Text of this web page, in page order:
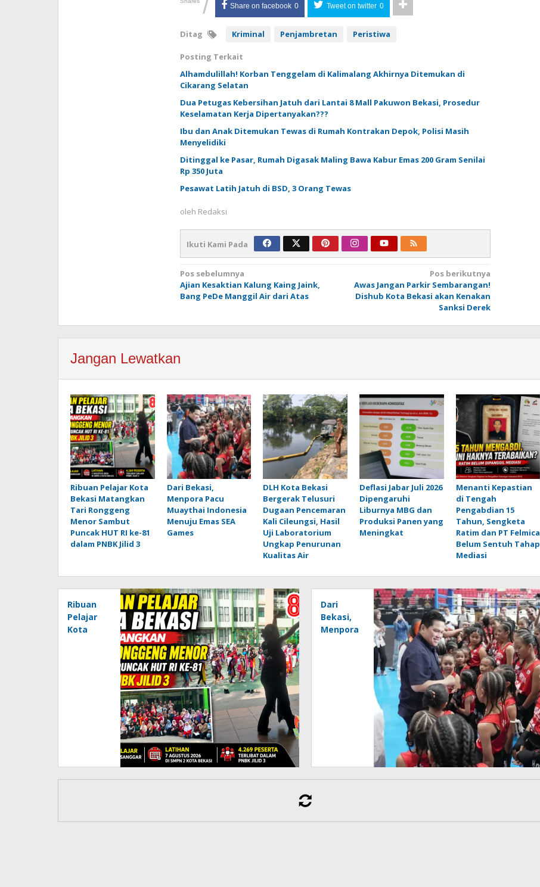
/ Share on facebook 0 Tweet on twitter 0
Ditag Kriminal Penjambretan Peristiwa
Posting Terkait
Alhamdulillah! Korban Tenggelam di Kalimalang Akhirnya Ditemukan di
Cikarang Selatan
Dua Petugas Kebersihan Jatuh dari Lantai 8 Mall Pakuwon Bekasi, Prosedur
Keselamatan Kerja Dipertanyakan???
Ibu dan Anak Ditemukan Tewas di Rumah Kontrakan Depok, Polisi Masih
Menyelidiki
Ditinggal ke Pasar, Rumah Digasak Maling Bawa Kabur Emas 200 Gram Senilai
Rp 350 Juta
Pesawat Latih Jatuh di BSD, 3 Orang Tewas
oleh Redaksi
Ikuti Kami Pada
Navigasi
pos
Pos sebelumnya
Ajian Kesaktian Kalung Kaing Jaink,
Bang PeDe Manggil Air dari Atas
Pos berikutnya
Awas Jangan Parkir Sembarangan!
Dishub Kota Bekasi akan Kenakan
Sanksi Derek
Jangan Lewatkan
Ribuan Pelajar Kota
Bekasi Matangkan
Tari Ronggeng
Menor Sambut
Puncak HUT RI ke-81
dalam PNBK Jilid 3
Dari Bekasi,
Menpora Pacu
Muaythai Indonesia
Menuju Emas SEA
Games
DLH Kota Bekasi
Bergerak Telusuri
Dugaan Pencemaran
Kali Cileungsi, Hasil
Uji Laboratorium
Ungkap Penurunan
Kualitas Air
Deflasi Jabar Juli 2026
Dipengaruhi
Liburnya MBG dan
Produksi Panen yang
Meningkat
Menanti Kepastian
di Tengah
Pengabdian 15
Tahun, Sengketa
Ratim dan PT Felmica
Belum Sentuh Tahap
Mediasi
Ribuan
Pelajar
Kota
PNBK
Jilid 3
Dari
Bekasi,
Menpora